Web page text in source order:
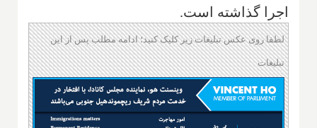
اجرا گذاشته است.
لطفا روی عکس تبلیغات زیر کلیک کنید؛ ادامه مطلب پس از این
تبلیغات